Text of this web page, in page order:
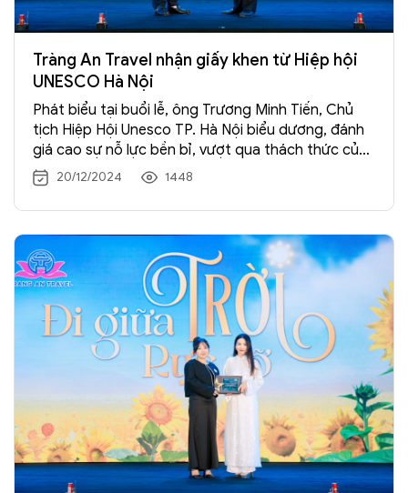
Tràng An Travel nhận giấy khen từ Hiệp hội
UNESCO Hà Nội
Phát biểu tại buổi lễ, ông Trương Minh Tiến, Chủ
tịch Hiệp Hội Unesco TP. Hà Nội biểu dương, đánh
giá cao sự nỗ lực bền bỉ, vượt qua thách thức của
tập thể người lao động Tràng An Travel, đứng đầu
là TGĐ Nguyễn Hữu Cường.
20/12/2024 1448